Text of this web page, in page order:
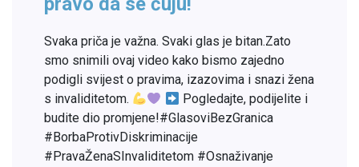
Svaka priča je važna. Svaki glas je bitan.Zato
smo snimili ovaj video kako bismo zajedno
podigli svijest o pravima, izazovima i snazi žena
s invaliditetom.
Pogledajte, podijelite i
budite dio promjene!#GlasoviBezGranica
#BorbaProtivDiskriminacije
#PravaŽenaSInvaliditetom #Osnaživanje